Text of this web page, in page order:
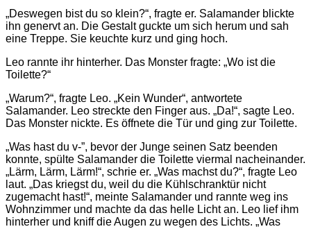
„Deswegen bist du so klein?“, fragte er. Salamander blickte
ihn genervt an. Die Gestalt guckte um sich herum und sah
eine Treppe. Sie keuchte kurz und ging hoch.
Leo rannte ihr hinterher. Das Monster fragte: „Wo ist die
Toilette?“
„Warum?“, fragte Leo. „Kein Wunder“, antwortete
Salamander. Leo streckte den Finger aus. „Da!“, sagte Leo.
Das Monster nickte. Es öffnete die Tür und ging zur Toilette.
„Was hast du v-”, bevor der Junge seinen Satz beenden
konnte, spülte Salamander die Toilette viermal nacheinander.
„Lärm, Lärm, Lärm!“, schrie er. „Was machst du?“, fragte Leo
laut. „Das kriegst du, weil du die Kühlschranktür nicht
zugemacht hast!“, meinte Salamander und rannte weg ins
Wohnzimmer und machte da das helle Licht an. Leo lief ihm
hinterher und kniff die Augen zu wegen des Lichts. „Was